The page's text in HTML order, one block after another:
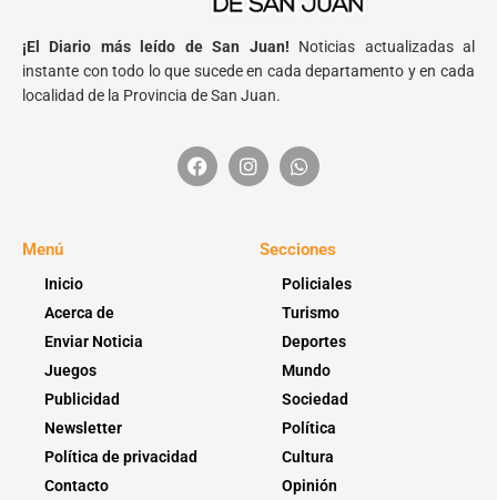
¡El Diario más leído de San Juan! Noticias actualizadas al
instante con todo lo que sucede en cada departamento y en cada
localidad de la Provincia de San Juan.
Menú
Inicio
Acerca de
Enviar Noticia
Juegos
Publicidad
Newsletter
Política de privacidad
Contacto
Secciones
Policiales
Turismo
Deportes
Mundo
Sociedad
Política
Cultura
Opinión